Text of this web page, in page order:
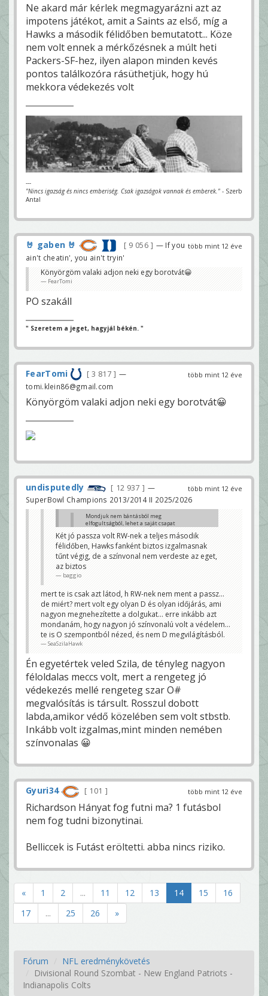
Ne akard már kérlek megmagyarázni azt az
impotens játékot, amit a Saints az első, míg a
Hawks a második félidőben bemutatott... Köze
nem volt ennek a mérkőzésnek a múlt heti
Packers-SF-hez, ilyen alapon minden kevés
pontos találkozóra rásüthetjük, hogy hú
mekkora védekezés volt
---
"Nincs igazság és nincs emberiség. Csak igazságok vannak és emberek." - Szerb
Antal
több mint 12 éve
🤘 gaben 🤘 9 056
— If you
ain't cheatin', you ain't tryin'
Könyörgöm valaki adjon neki egy borotvát😀
FearTomi
PO szakáll
" Szeretem a jeget, hagyjál békén. "
több mint 12 éve
FearTomi 3 817
—
tomi.klein86@gmail.com
Könyörgöm valaki adjon neki egy borotvát😀
több mint 12 éve
undisputedly 12 937
—
SuperBowl Champions 2013/2014 II 2025/2026
Mondjuk nem bántásból meg
elfogultságból, lehet a saját csapat
érdekesebb ez a meccs mint az előző
bármikor. 😀
bobi0092
mert nem értékeled a jó D-t... ott mindkét csapat
elképesztően jó védekezést mutatott be, és az idő is
volt... ez most olyan, h ízlések és pofonok, én pl a jó
D-ket többre tartom, mint a 40 pontokat felrakó O-
kat.
SeaSzilaHawk
Két jó passza volt RW-nek a teljes második
félidőben, Hawks fanként biztos izgalmasnak
tűnt végig, de a színvonal nem verdeste az eget,
az biztos
baggio
mert te is csak azt látod, h RW-nek nem ment a passz...
de miért? mert volt egy olyan D és olyan időjárás, ami
nagyon megnehezítette a dolgukat... erre inkább azt
mondanám, hogy nagyon jó színvonalú volt a védelem...
te is O szempontból nézed, és nem D megvilágításból.
SeaSzilaHawk
Én egyetértek veled Szila, de tényleg nagyon
féloldalas meccs volt, mert a rengeteg jó
védekezés mellé rengeteg szar O#
megvalósítás is társult. Rosszul dobott
labda,amikor védő közelében sem volt stbstb.
Inkább volt izgalmas,mint minden nemében
színvonalas 😀
több mint 12 éve
Gyuri34 101
Richardson Hányat fog futni ma? 1 futásbol
nem fog tudni bizonytinai.
Belliccek is Futást eröltetti. abba nincs riziko.
« 1 2 ... 11 12 13 14 15
16
17
... 25 26 »
Fórum
NFL eredménykövetés
Divisional Round Szombat - New England Patriots -
Indianapolis Colts